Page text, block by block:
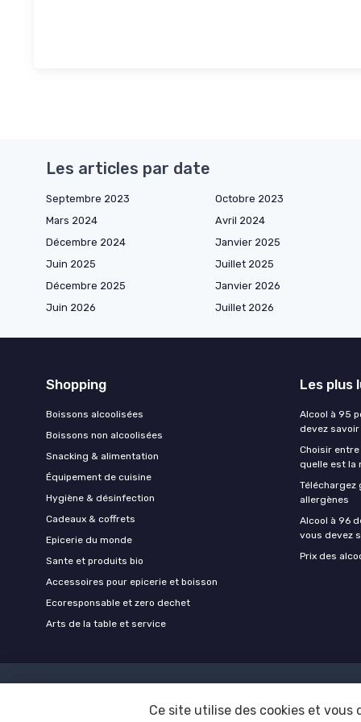
Les articles par date
Septembre 2023 Octobre 2023
Mars 2024
Avril 2024
Décembre 2024
Janvier 2025
Juin 2025
Juillet 2025
Décembre 2025
Janvier 2026
Juin 2026
Juillet 2026
Shopping
Boissons alcoolisées
Boissons non alcoolisées
Snacking & alimentation
Équipement de cuisine
Hygiène & désinfection
Cadeaux & coffrets
Epicerie du monde
Sante et produits bio
Accessoires pour epicerie et boisson
Ecoresponsable et zero dechet
Arts de la table et service
Les plus
Alcool à 95
devez savoir
Choisir
quelle est la
allergènes
Alcool à 96
vous devez
Prix des
Ce site utilise des cookies et